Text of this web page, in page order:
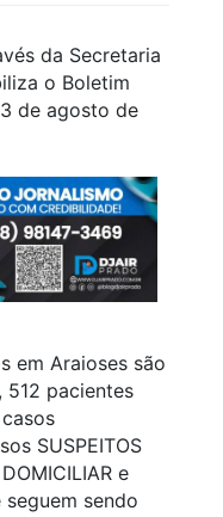
da Secretaria
o Boletim
de agosto de
em Araioses são
pacientes
SUSPEITOS
e
seguem sendo